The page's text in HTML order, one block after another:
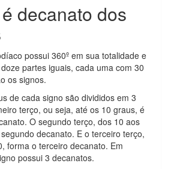
decanato dos
possui 360º em sua totalidade e
partes iguais, cada uma com 30
os signos.
de cada signo são divididos em 3
terço, ou seja, até os 10 graus, é
O segundo terço, dos 10 aos
decanato. E o terceiro terço,
forma o terceiro decanato. Em
possui 3 decanatos.